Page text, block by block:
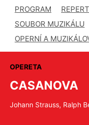
PROGRAM
SOUBOR MUZIKÁLU
OPERNÍ A
OPERETA
CASANOVA
Johann Strauss, Ralph